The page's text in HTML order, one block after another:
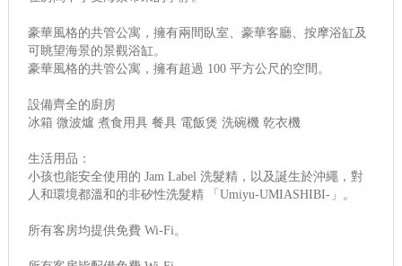
豪華風格的共管公寓，擁有兩間臥室、豪華客廳、按摩浴缸及
可眺望海景的景觀浴缸。
豪華風格的共管公寓，擁有超過 100 平方公尺的空間。
設備齊全的廚房
冰箱 微波爐 煮食用具 餐具 電飯煲 洗碗機 乾衣機
生活用品：
小孩也能安全使用的 Jam Label 洗髮精，以及誕生於沖繩，對
人和環境都溫和的非矽性洗髮精 「Umiyu-UMIASHIBI-」。
所有客房均提供免費 Wi-Fi。